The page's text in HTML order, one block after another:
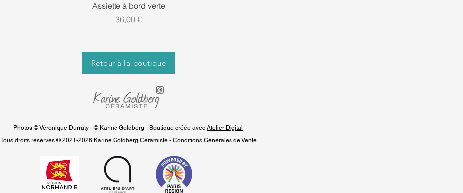
Aperçu rapide
Assiette à bord verte
Prix
36,00 €
Retour à la boutique
Photos © Véronique Durruty - © Karine Goldberg - Boutique créée avec Atelier Digital
Tous droits réservés © 2021-2026 Karine Goldberg Céramiste - Conditions Générales de Vente